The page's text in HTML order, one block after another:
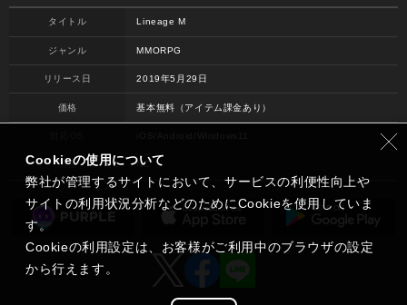
タイトル Lineage M
ジャンル MMORPG
リリース日 2019年5月29日
価格 基本無料（アイテム課金あり）
開発 NC
Cookieの使用について
弊社が管理するサイトにおいて、サービスの利便性向上や
サイトの利用状況分析などのためにCookieを使用していま
す。
Cookieの利用設定は、お客様がご利用中のブラウザの設定
から行えます。